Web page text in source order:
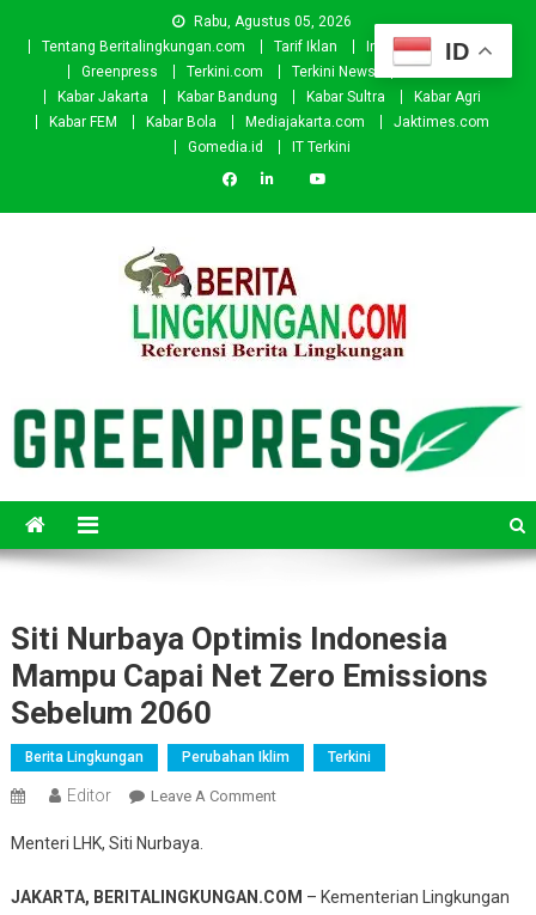
Rabu, Agustus 05, 2026
Tentang Beritalingkungan.com
Tarif Iklan Investor
Donasi
Greenpress
Terkini.com Terkini News
Kabar.id
Kabar Jakarta
Kabar Bandung Kabar Sultra
Kabar Agri
Kabar FEM
Kabar Bola Mediajakarta.com
Jaktimes.com
Gomedia.id
IT Terkini
Siti Nurbaya Optimis Indonesia
Mampu Capai Net Zero Emissions
Sebelum 2060
Berita Lingkungan Perubahan Iklim Terkini
Editor Leave A CommentOn
Indonesia
Menteri LHK, Siti Nurbaya.
JAKARTA, BERITALINGKUNGAN.COM – Kementerian Lingkungan
ID